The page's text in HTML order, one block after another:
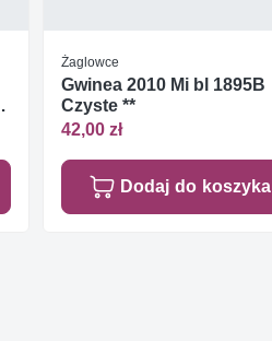
Żaglowce
Gwinea 2010 Mi bl 1895B
Czyste **
42,00 zł
Dodaj do koszyka